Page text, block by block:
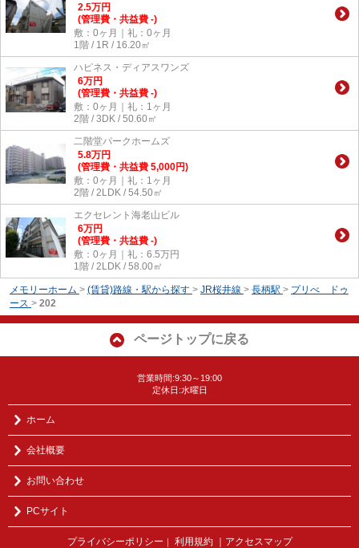
2.5万円
(管理費・共益費 -)
敷：0ヶ月｜礼：0ヶ月
1階 / 1R / 16.20㎡
ハピネス・ディアスワンズ
6万円
(管理費・共益費 -)
敷：0ヶ月｜礼：1ヶ月
2階 / 3DK / 50.60㎡
二階堂パークホームズ
5.8万円
(管理費・共益費 5,000円)
敷：0ヶ月｜礼：1ヶ月
2階 / 2LDK / 54.50㎡
エクセレント海老山ビル
6万円
(管理費・共益費 -)
敷：0ヶ月｜礼：6.5万円
1階 / 2LDK / 58.00㎡
メモリーホーム > (賃貸)路線・駅から探す > JR桜井線 > 長柄駅 > プリべ ドゥ
ース > 202
ページトップに戻る
営業時間:9:30～19:00
定休日:水曜日
ホーム
会社概要
お問い合わせ
PCサイト
プライバシーポリシー ｜ 利用規約 ｜アクセスマップ